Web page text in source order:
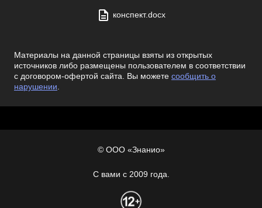
конспект.docx
Материалы на данной страницы взяты из открытых
источников либо размещены пользователем в соответствии
с договором-офертой сайта. Вы можете сообщить о
нарушении.
© ООО «Знанио»
С вами с 2009 года.